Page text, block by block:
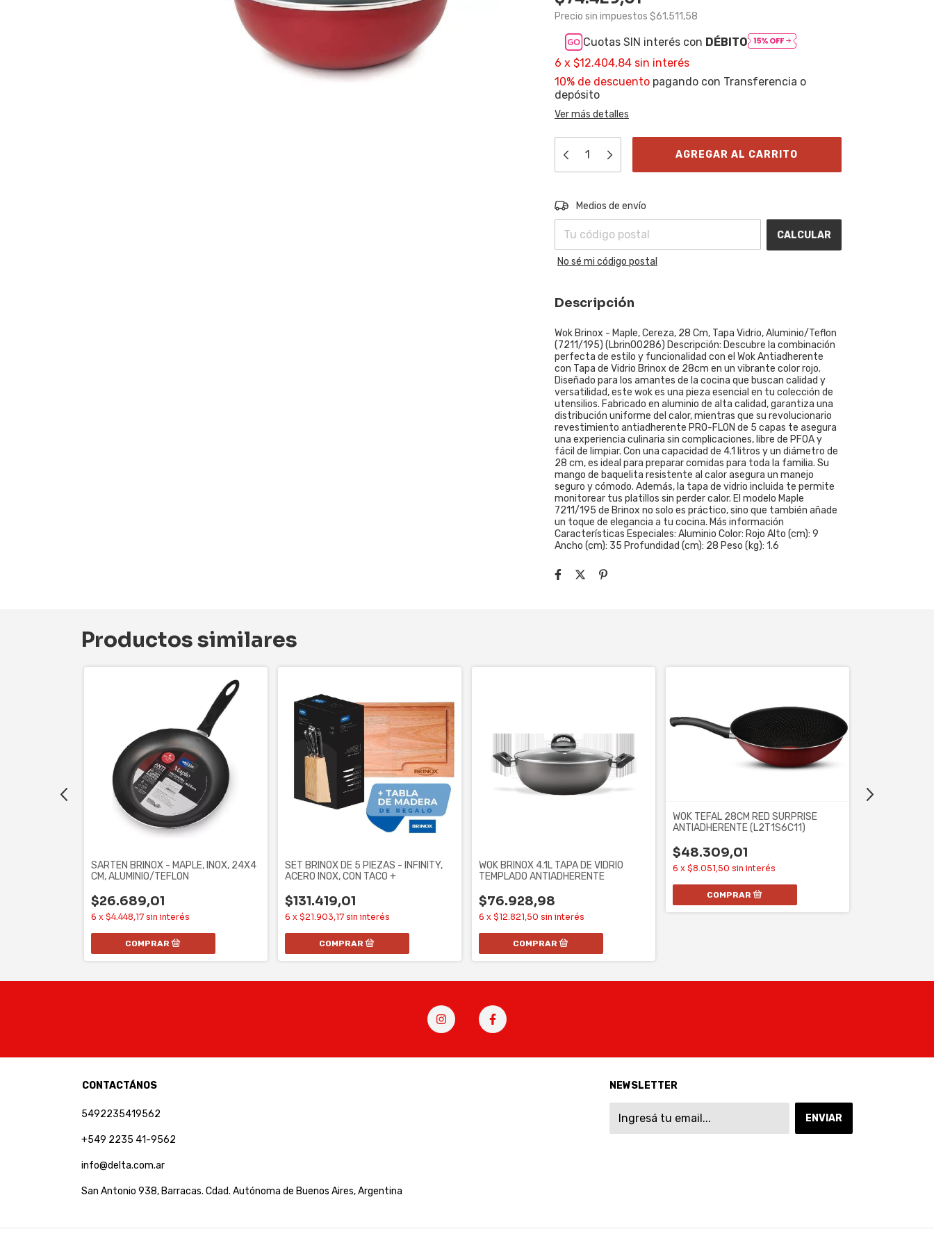
Precio sin impuestos $61.511,58
Cuotas SIN interés con DÉBITO
6 x $12.404,84 sin interés
10% de descuento pagando con Transferencia o
depósito
Ver más detalles
Entregas para el CP:
Medios de envío
CALCULAR
No sé mi código postal
Descripción
Wok Brinox - Maple, Cereza, 28 Cm, Tapa Vidrio, Aluminio/Teflon
(7211/195) (Lbrin00286) Descripción: Descubre la combinación
perfecta de estilo y funcionalidad con el Wok Antiadherente
con Tapa de Vidrio Brinox de 28cm en un vibrante color rojo.
Diseñado para los amantes de la cocina que buscan calidad y
versatilidad, este wok es una pieza esencial en tu colección de
utensilios. Fabricado en aluminio de alta calidad, garantiza una
distribución uniforme del calor, mientras que su revolucionario
revestimiento antiadherente PRO-FLON de 5 capas te asegura
una experiencia culinaria sin complicaciones, libre de PFOA y
fácil de limpiar. Con una capacidad de 4.1 litros y un diámetro de
28 cm, es ideal para preparar comidas para toda la familia. Su
mango de baquelita resistente al calor asegura un manejo
seguro y cómodo. Además, la tapa de vidrio incluida te permite
monitorear tus platillos sin perder calor. El modelo Maple
7211/195 de Brinox no solo es práctico, sino que también añade
un toque de elegancia a tu cocina. Más información
Características Especiales: Aluminio Color: Rojo Alto (cm): 9
Ancho (cm): 35 Profundidad (cm): 28 Peso (kg): 1.6
Productos similares
SARTEN BRINOX - MAPLE, INOX, 24X4
CM, ALUMINIO/TEFLON
$26.689,01
6 x $4.448,17 sin interés
SET BRINOX DE 5 PIEZAS - INFINITY,
ACERO INOX, CON TACO +
$131.419,01
6 x $21.903,17 sin interés
WOK BRINOX 4.1L TAPA DE VIDRIO
TEMPLADO ANTIADHERENTE
$76.928,98
6 x $12.821,50 sin interés
WOK TEFAL 28CM RED SURPRISE
ANTIADHERENTE (L2T1S6C11)
$48.309,01
6 x $8.051,50 sin interés
CONTACTÁNOS
5492235419562
+549 2235 41-9562
info@delta.com.ar
San Antonio 938, Barracas. Cdad. Autónoma de Buenos Aires, Argentina
NEWSLETTER